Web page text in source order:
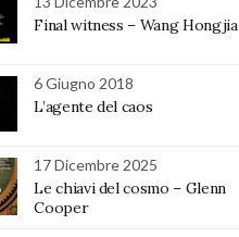
Final witness – Wang Hongjia
6 Giugno 2018
L’agente del caos
17 Dicembre 2025
Le chiavi del cosmo – Glenn
Cooper